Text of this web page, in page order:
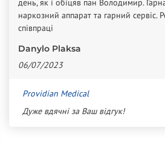
наркозний аппарат та гарний сервіс.
співпраці
Danylo Plaksa
06/07/2023
Providian Medical
Дуже вдячні за Ваш відгук!